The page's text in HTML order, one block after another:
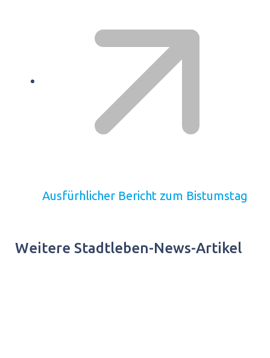
Ausfürhlicher Bericht zum Bistumstag
Weitere Stadtleben-News-Artikel